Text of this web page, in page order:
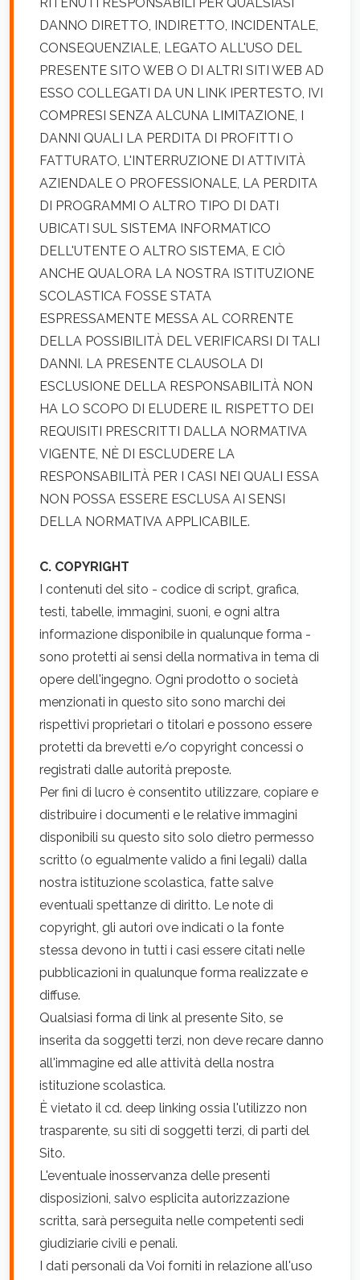
DANNO DIRETTO, INDIRETTO, INCIDENTALE,
CONSEQUENZIALE, LEGATO ALL'USO DEL
PRESENTE SITO WEB O DI ALTRI SITI WEB AD
ESSO COLLEGATI DA UN LINK IPERTESTO, IVI
COMPRESI SENZA ALCUNA LIMITAZIONE, I
DANNI QUALI LA PERDITA DI PROFITTI O
FATTURATO, L'INTERRUZIONE DI ATTIVITÀ
AZIENDALE O PROFESSIONALE, LA PERDITA
DI PROGRAMMI O ALTRO TIPO DI DATI
UBICATI SUL SISTEMA INFORMATICO
DELL'UTENTE O ALTRO SISTEMA, E CIÒ
ANCHE QUALORA LA NOSTRA ISTITUZIONE
SCOLASTICA FOSSE STATA
ESPRESSAMENTE MESSA AL CORRENTE
DELLA POSSIBILITÀ DEL VERIFICARSI DI TALI
DANNI. LA PRESENTE CLAUSOLA DI
ESCLUSIONE DELLA RESPONSABILITÀ NON
HA LO SCOPO DI ELUDERE IL RISPETTO DEI
REQUISITI PRESCRITTI DALLA NORMATIVA
VIGENTE, NÈ DI ESCLUDERE LA
RESPONSABILITÀ PER I CASI NEI QUALI ESSA
NON POSSA ESSERE ESCLUSA AI SENSI
DELLA NORMATIVA APPLICABILE.
C. COPYRIGHT
I contenuti del sito - codice di script, grafica,
testi, tabelle, immagini, suoni, e ogni altra
informazione disponibile in qualunque forma -
sono protetti ai sensi della normativa in tema di
opere dell'ingegno. Ogni prodotto o società
menzionati in questo sito sono marchi dei
rispettivi proprietari o titolari e possono essere
protetti da brevetti e/o copyright concessi o
registrati dalle autorità preposte.
Per fini di lucro è consentito utilizzare, copiare e
distribuire i documenti e le relative immagini
disponibili su questo sito solo dietro permesso
scritto (o egualmente valido a fini legali) dalla
nostra istituzione scolastica, fatte salve
eventuali spettanze di diritto. Le note di
copyright, gli autori ove indicati o la fonte
stessa devono in tutti i casi essere citati nelle
pubblicazioni in qualunque forma realizzate e
diffuse.
Qualsiasi forma di link al presente Sito, se
inserita da soggetti terzi, non deve recare danno
all'immagine ed alle attività della nostra
istituzione scolastica.
È vietato il cd. deep linking ossia l'utilizzo non
trasparente, su siti di soggetti terzi, di parti del
Sito.
L'eventuale inosservanza delle presenti
disposizioni, salvo esplicita autorizzazione
scritta, sarà perseguita nelle competenti sedi
giudiziarie civili e penali.
I dati personali da Voi forniti in relazione all'uso